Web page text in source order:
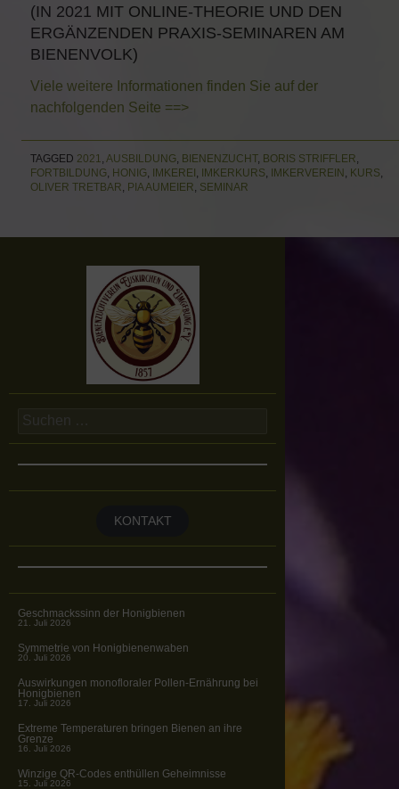
(IN 2021 MIT ONLINE-THEORIE UND DEN
ERGÄNZENDEN PRAXIS-SEMINAREN AM
BIENENVOLK)
Viele weitere Informationen finden Sie auf der
nachfolgenden Seite ==>
TAGGED 2021, AUSBILDUNG, BIENENZUCHT, BORIS STRIFFLER,
FORTBILDUNG, HONIG, IMKEREI , IMKERKURS, IMKERVEREIN , KURS,
OLIVER TRETBAR, PIA AUMEIER, SEMINAR
Suchen
nach:
KONTAKT
Geschmackssinn der Honigbienen
21. Juli 2026
Symmetrie von Honigbienenwaben
20. Juli 2026
Auswirkungen monofloraler Pollen-Ernährung bei
Honigbienen
17. Juli 2026
Extreme Temperaturen bringen Bienen an ihre
Grenze
16. Juli 2026
Winzige QR-Codes enthüllen Geheimnisse
15. Juli 2026